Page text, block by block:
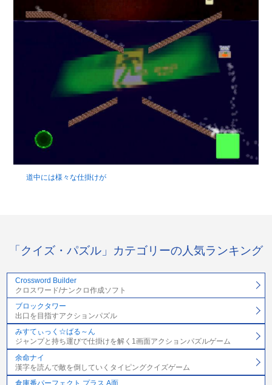
道中には様々な仕掛けが
「クイズ・パズル」カテゴリーの人気ランキング
Crossword Builder
クロスワード/ナンクロ作成ソフト
ブロックタワー
出口を目指すアクションパズル
みすてぃっく☆ばる～ん
ジャンプと持ち運びで仕掛けを解く1画面アクションパズルゲーム
余命ナイ
漢字を読んで敵を倒していくタイピングクイズゲーム
倉庫番パーフェクト プラス A面